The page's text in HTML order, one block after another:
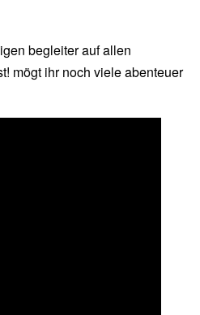
begleiter auf allen
mögt ihr noch viele abenteuer